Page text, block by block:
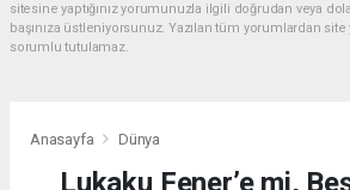
sitesine yaptığınız yorumunuzla ilgili doğrudan veya
başınıza üstleniyorsunuz. Yazılan tüm yorumlardan
sorumlu tutulamaz.
Anasayfa Dünya
Lukaku Fener’e mi,